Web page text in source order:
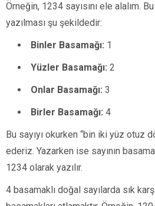
Örneğin, 1234 sayısını ele alalım.
yazılması şu şekildedir:
Binler Basamağı: 1
Yüzler Basamağı: 2
Onlar Basamağı: 3
Birler Basamağı: 4
Bu sayıyı okurken “bin iki yüz otuz
ederiz. Yazarken ise sayının
1234 olarak yazılır.
4 basamaklı doğal sayılarda sık